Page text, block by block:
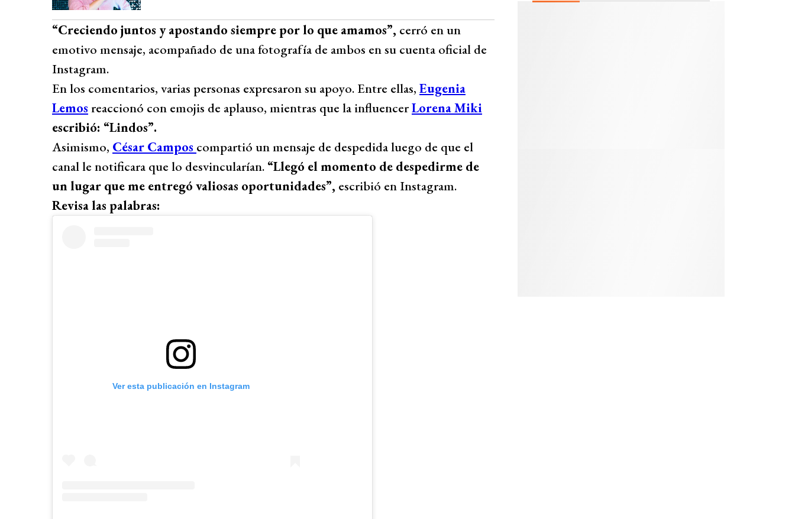
“Creciendo juntos y apostando siempre por lo que amamos”, cerró en un
emotivo mensaje, acompañado de una fotografía de ambos en su cuenta oficial de
Instagram.
En los comentarios, varias personas expresaron su apoyo. Entre ellas, Eugenia
Lemos reaccionó con emojis de aplauso, mientras que la influencerLorena Miki
escribió: “Lindos”.
Asimismo, César Campos compartió un mensaje de despedida luego de que el
canal le notificara que lo desvincularían. “Llegó el momento de despedirme de
un lugar que me entregó valiosas oportunidades”, escribió en Instagram.
Revisa las palabras:
Ver esta publicación en Instagram